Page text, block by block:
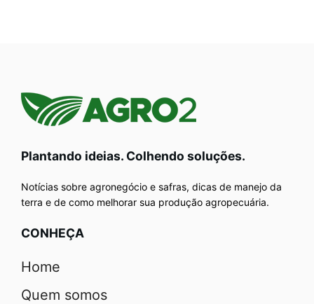
Plantando ideias. Colhendo soluções.
Notícias sobre agronegócio e safras, dicas de manejo da
terra e de como melhorar sua produção agropecuária.
CONHEÇA
Home
Quem somos